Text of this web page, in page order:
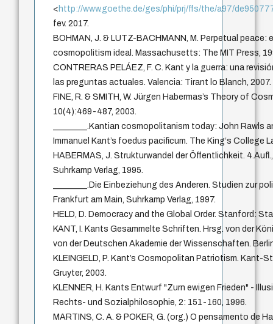
< http://www.goethe.de/ges/phi/prj/ffs/the/a97/
fev. 2017.
BOHMAN, J. & LUTZ-BACHMANN, M. Perpetual peace:
cosmopolitism ideal. Massachusetts: The MIT Press,
CONTRERAS PELÁEZ, F. C. Kant y la guerra: una
las preguntas actuales. Valencia: Tirant lo Blanch, 2007.
FINE, R. & SMITH, W. Jürgen Habermas’s Theory of
10(4):469-487, 2003.
________.Kantian cosmopolitanism today: John Rawls
Immanuel Kant’s foedus pacificum. The King‘s College
HABERMAS, J. Strukturwandel der Öffentlichkeit.
Suhrkamp Verlag, 1995.
________.Die Einbeziehung des Anderen. Studien zur
Frankfurt am Main, Suhrkamp Verlag, 1997.
HELD, D. Democracy and the Global Order. Stanford:
KANT, I. Kants Gesammelte Schriften. Hrsg. von der
von der Deutschen Akademie der Wissenschaften.
KLEINGELD, P. Kant’s Cosmopolitan Patriotism. Kant-
Gruyter, 2003.
KLENNER, H. Kants Entwurf "Zurn ewigen Frieden" -
Rechts- und Sozialphilosophie, 2: 151-160, 1996.
MARTINS, C. A. & POKER, G. (org.) O pensamento de